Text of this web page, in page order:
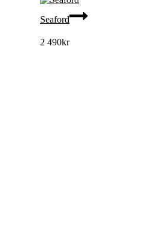
Seaford
2 490kr